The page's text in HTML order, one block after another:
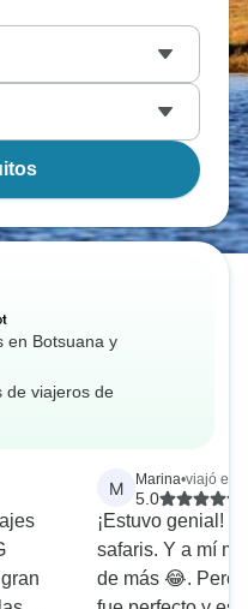
en Botsuana y
de viajeros de
M Marina•viajó en
5.0
¡Estuvo genial!
safaris. Y a mí
de más 😂. Pero